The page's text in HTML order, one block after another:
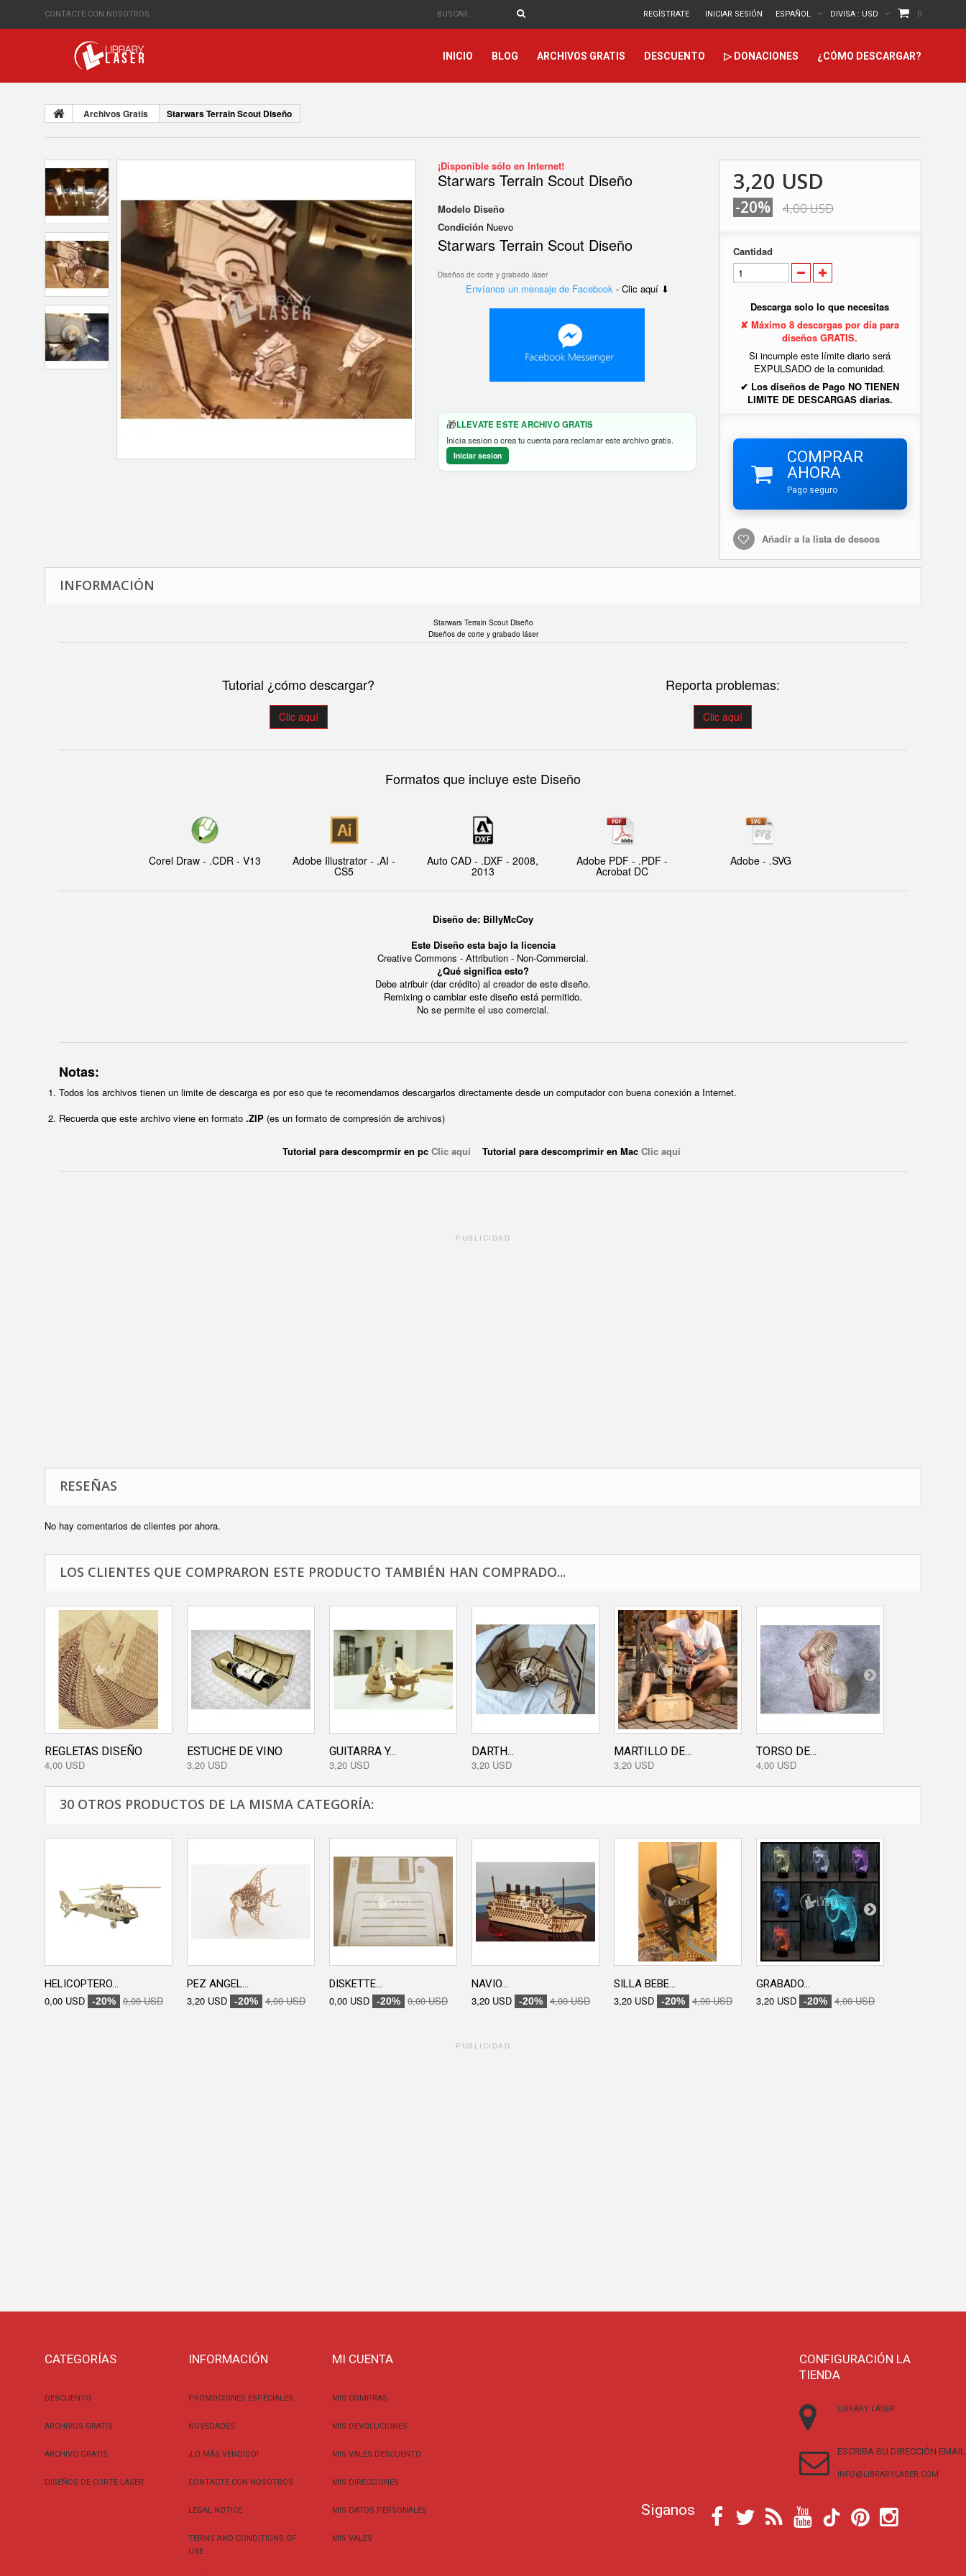
CONTACTE CON NOSOTROS 0
DIVISA : USD
ESPAÑOL
INICIAR SESIÓN
REGÍSTRATE
INICIO BLOG ARCHIVOS GRATIS DESCUENTO ▷ DONACIONES ¿CÓMO DESCARGAR?
Archivos Gratis Starwars Terrain Scout Diseño
¡Disponible sólo en Internet!
Starwars Terrain Scout Diseño
Modelo Diseño
Condición Nuevo
Starwars Terrain Scout Diseño
Diseños de corte y grabado láser
Envíanos un mensaje de Facebook - Clic aquí ⬇
🎁LLEVATE ESTE ARCHIVO GRATIS
Inicia sesion o crea tu cuenta para reclamar este archivo gratis.
Iniciar sesion
3,20 USD
-20% 4,00 USD
Cantidad
Descarga solo lo que necesitas
✘ Máximo 8 descargas por día para
diseños GRATIS.
Si incumple este límite diario será
EXPULSADO de la comunidad.
✔ Los diseños de Pago NO TIENEN
LIMITE DE DESCARGAS diarias.
COMPRAR
AHORA
Pago seguro
Añadir a la lista de deseos
INFORMACIÓN
Starwars Terrain Scout Diseño
Diseños de corte y grabado láser
Tutorial ¿cómo descargar?
Clic aquí
Reporta problemas:
Clic aquí
Formatos que incluye este Diseño
Corel Draw - .CDR - V13 Adobe Illustrator - .AI -
CS5
Auto CAD - .DXF - 2008,
2013
Adobe PDF - .PDF -
Acrobat DC
Adobe - .SVG
Diseño de: BillyMcCoy
Este Diseño esta bajo la licencia
Creative Commons - Attribution - Non-Commercial.
¿Qué significa esto?
Debe atribuir (dar crédito) al creador de este diseño.
Remixing o cambiar este diseño está permitido.
No se permite el uso comercial.
Notas:
Todos los archivos tienen un limite de descarga es por eso que te recomendamos descargarlos directamente desde un computador con buena conexión a Internet.
Recuerda que este archivo viene en formato .ZIP (es un formato de compresión de archivos)
Tutorial para descomprmir en pc Clic aquí Tutorial para descomprimir en Mac Clic aquí
PUBLICIDAD
RESEÑAS
No hay comentarios de clientes por ahora.
LOS CLIENTES QUE COMPRARON ESTE PRODUCTO TAMBIÉN HAN COMPRADO...
REGLETAS DISEÑO
4,00 USD
ESTUCHE DE VINO
3,20 USD
GUITARRA Y...
3,20 USD
DARTH...
3,20 USD
MARTILLO DE...
3,20 USD
TORSO DE...
4,00 USD
30 OTROS PRODUCTOS DE LA MISMA CATEGORÍA:
HELICOPTERO...
0,00 USD -20% 0,00 USD
PEZ ANGEL...
3,20 USD -20% 4,00 USD
DISKETTE...
0,00 USD -20% 0,00 USD
NAVIO...
3,20 USD -20% 4,00 USD
SILLA BEBE...
3,20 USD -20% 4,00 USD
GRABADO...
3,20 USD -20% 4,00 USD
PUBLICIDAD
CATEGORÍAS
DESCUENTO
ARCHIVOS GRATIS
ARCHIVO GRATIS
DISEÑOS DE CORTE LASER
INFORMACIÓN
PROMOCIONES ESPECIALES
NOVEDADES
¡LO MÁS VENDIDO!
CONTACTE CON NOSOTROS
LEGAL NOTICE
TERMS AND CONDITIONS OF
USE
MI CUENTA
MIS COMPRAS
MIS DEVOLUCIONES
MIS VALES DESCUENTO
MIS DIRECCIONES
MIS DATOS PERSONALES
MIS VALES
CONFIGURACIÓN LA
TIENDA
LIBRARY LÁSER
ESCRIBA SU DIRECCIÓN
INFO@LIBRARYLASER.COM
Siganos